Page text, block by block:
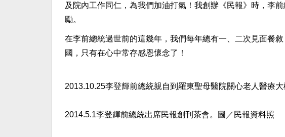
及院內工作同仁，為我們加油打氣！我創辦《民報》時，李
勵。
在李前總統過世前的這幾年，我們每年總有一、二次見面餐
國，只有在心中常存感恩懷念了！
2013.10.25李登輝前總統親自到羅東聖母醫院關心老人醫療
2014.5.1李登輝前總統出席民報創刊茶會。圖／民報資料照